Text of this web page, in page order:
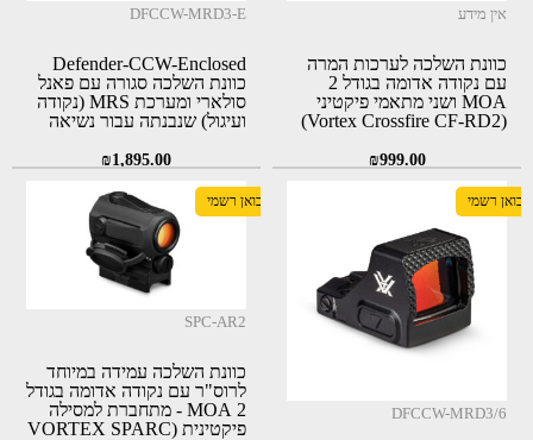
אין מידע
כוונת השלכה לערכות המרה
עם נקודה אדומה בגודל 2
MOA ושני מתאמי פיקטיני
(Vortex Crossfire CF-RD2)
₪999.00
DFCCW-MRD3-E
כוונת השלכה סגורה עם פאנל
סולארי ומערכת MRS (נקודה
ועיגול) שנבנתה עבור נשיאה
₪1,895.00
יבואן רשמי
DFCCW-MRD3/6
יבואן רשמי
SPC-AR2
כוונת השלכה עמידה במיוחד
לרוס"ר עם נקודה אדומה בגודל
2 MOA - מתחברת למסילה
פיקטינית (VORTEX SPARC